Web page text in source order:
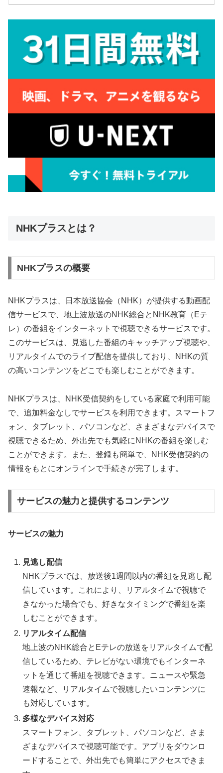
NHKプラスとは？
NHKプラスの概要
NHKプラスは、日本放送協会（NHK）が提供する動画配
信サービスで、地上波放送のNHK総合とNHK教育（Eテ
レ）の番組をインターネットで視聴できるサービスです。
このサービスは、見逃した番組のキャッチアップ視聴や、
リアルタイムでのライブ配信を提供しており、NHKの質
の高いコンテンツをどこでも楽しむことができます。
NHKプラスは、NHK受信契約をしている家庭で利用可能
で、追加料金なしでサービスを利用できます。スマートフ
ォン、タブレット、パソコンなど、さまざまなデバイスで
視聴できるため、外出先でも気軽にNHKの番組を楽しむ
ことができます。また、登録も簡単で、NHK受信契約の
情報をもとにオンラインで手続きが完了します。
サービスの魅力と提供するコンテンツ
サービスの魅力
見逃し配信
NHKプラスでは、放送後1週間以内の番組を見逃し配
信しています。これにより、リアルタイムで視聴で
きなかった場合でも、好きなタイミングで番組を楽
しむことができます。
リアルタイム配信
地上波のNHK総合とEテレの放送をリアルタイムで配
信しているため、テレビがない環境でもインターネ
ットを通じて番組を視聴できます。ニュースや緊急
速報など、リアルタイムで視聴したいコンテンツに
も対応しています。
多様なデバイス対応
スマートフォン、タブレット、パソコンなど、さま
ざまなデバイスで視聴可能です。アプリをダウンロ
ードすることで、外出先でも簡単にアクセスできま